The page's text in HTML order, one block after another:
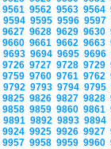
9561 9562 9563 9564
9594 9595 9596 9597
9627 9628 9629 9630
9660 9661 9662 9663
9693 9694 9695 9696
9726 9727 9728 9729
9759 9760 9761 9762
9792 9793 9794 9795
9825 9826 9827 9828
9858 9859 9860 9861
9891 9892 9893 9894
9924 9925 9926 9927
9957 9958 9959 9960